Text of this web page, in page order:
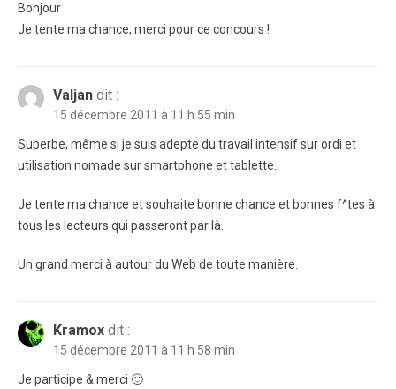
Bonjour
Je tente ma chance, merci pour ce concours !
Valjan dit :
15 décembre 2011 à 11 h 55 min
Superbe, même si je suis adepte du travail intensif sur ordi et
utilisation nomade sur smartphone et tablette.
Je tente ma chance et souhaite bonne chance et bonnes f^tes à
tous les lecteurs qui passeront par là.
Un grand merci à autour du Web de toute manière.
Kramox dit :
15 décembre 2011 à 11 h 58 min
Je participe & merci 🙂